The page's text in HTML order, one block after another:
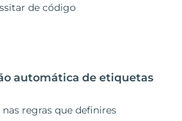
de código
automática de etiquetas
nas regras que definires